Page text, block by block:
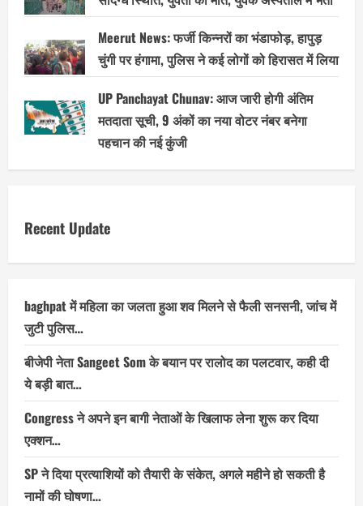
Meerut News: फर्जी किन्नरों का भंडाफोड़, हापुड़
चुंगी पर हंगामा, पुलिस ने कई लोगों को हिरासत में लिया
UP Panchayat Chunav: आज जारी होगी अंतिम
मतदाता सूची, 9 अंकों का नया वोटर नंबर बनेगा
पहचान की नई कुंजी
Recent Update
baghpat में महिला का जलता हुआ शव मिलने से फैली सनसनी, जांच में
जुटी पुलिस…
बीजेपी नेता Sangeet Som के बयान पर रालोद का पलटवार, कही दी
ये बड़ी बात…
Congress ने अपने इन बागी नेताओं के खिलाफ लेना शुरू कर दिया
एक्शन…
SP ने दिया प्रत्याशियों को तैयारी के संकेत, अगले महीने हो सकती है
नामों की घोषणा…